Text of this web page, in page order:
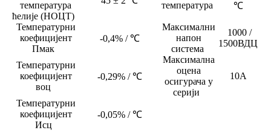
температура
ћелије (НОЦТ)
температура
℃
Температурни
коефицијент
Пмак
-0,4% / ℃
Максимални
напон
система
1000 /
1500ВДЦ
Температурни
коефицијент
воц
-0,29% / ℃
Максимална
оцена
осигурача у
серији
10А
Температурни
коефицијент
Исц
-0,05% / ℃